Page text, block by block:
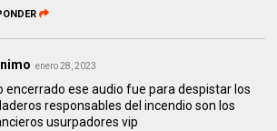
enero 28, 2023
encerrado ese audio fue para despistar los
responsables del incendio son los
usurpadores vip